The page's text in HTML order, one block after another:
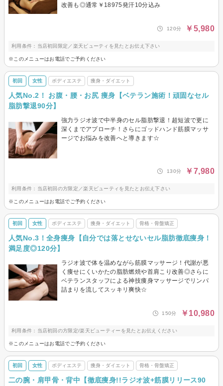
改善も◎通常￥18975発汗10分込み
120分 ￥5,980
利用条件：当店初回限定／楽天ビューティを見たとお伝え下さい
※このメニューはお電話でご予約ください
初回 女性 ボディエステ 痩身・ダイエット
人気No.2！ お腹・腰・お尻 痩身【ベテラン施術！頑固なセル
脂肪撃退90分】
強力ラジオ波で中半身のセル脂肪撃退！超短波で更に
深くまでアプローチ！さらにゴッドハンド筋膜マッサ
ージでお悩みを改善へと導きます☆
130分 ￥7,980
利用条件：当店初回の方限定／楽天ビューティを見たとお伝え下さい
※このメニューはお電話でご予約ください
初回 女性 ボディエステ 痩身・ダイエット 骨格・骨盤矯正
人気No.3！全身痩身【自分では落とせないセル脂肪徹底痩身！
満足度◎120分】
ラジオ波で体を温めながら筋膜マッサージ！代謝が悪
く痩せにくいかたの脂肪燃焼や首肩こり改善◎さらに
ベテランスタッフによる神技痩身マッサージでリンパ
詰まりを流してスッキリ爽快☆
150分 ￥10,980
利用条件：当店初回の方限定/楽天ビューティーを見たとお伝えください
※このメニューはお電話でご予約ください
初回 女性 ボディエステ 痩身・ダイエット 骨格・骨盤矯正
二の腕・肩甲骨・背中【徹底痩身!!ラジオ波+筋膜リリース90